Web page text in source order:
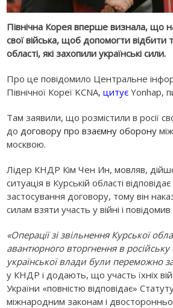
Північна Корея вперше визнала, що
свої війська, щоб допомогти відбити
області, які захопили українські сили.
Про це повідомило Центральне
Північної Кореї KCNA,цитує Yonhap,
Там заявили, що розмістили в росії
до договору про взаємну оборону
москвою.
Лідер КНДР Кім Чен Ин, мовляв,
ситуація в Курській області
застосування договору, тому він
силам взяти участь у війні і
«Операції зі звільнення Курської
авантюрного вторгнення в
української влади були переможно
у КНДР і додають, що участь їхніх
України «повністю відповідає»
міжнародним законам і